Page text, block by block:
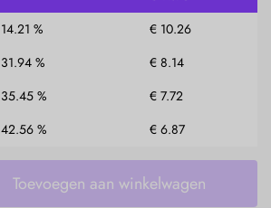
14.21 % € 10.26
31.94 % € 8.14
35.45 % € 7.72
42.56 % € 6.87
Toevoegen aan winkelwagen